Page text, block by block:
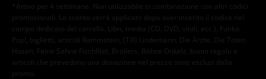
*Attivo per 4 settimane. Non utilizzabile in combinazione con altri codici
promozionali. Lo sconto verrà applicato dopo aver inserito il codice nel
campo dedicato del carrello. Libri, media (CD, DVD, vinili, ecc.), Funko
Pop!, biglietti, articoli Rammstein, (Till) Lindemann, Die Ärzte, Die Toten
Hosen, Feine Sahne Fischfilet, Broilers, Böhse Onkelz, buoni regalo e
articoli che prevedono una donazione nel prezzo sono esclusi dalla
promo.